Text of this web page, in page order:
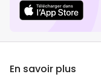
En savoir plus